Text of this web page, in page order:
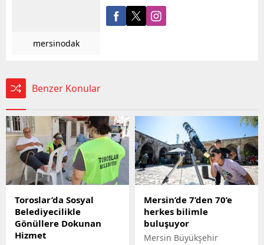
mersinodak
Benzer Konular
Toroslar’da Sosyal
Belediyecilikle
Gönüllere Dokunan
Hizmet
Mersin’de 7’den 70’e
herkes bilimle
buluşuyor
Mersin Büyükşehir